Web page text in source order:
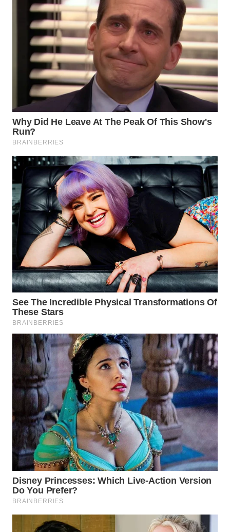
SIMALUNGUN
WN
LABUHANBATU
WN
TAPANULI
TENGAH
WN DELI
SERDANG
WN
TEBING
TINGGI
WN
PAKPAK
WN
KARAWANG
WN
BEKASI
WN
WN
DEPOK
WN
TAPANULI
UTARA
WN
SAMOSIR
WN
PADANG
LAWAS